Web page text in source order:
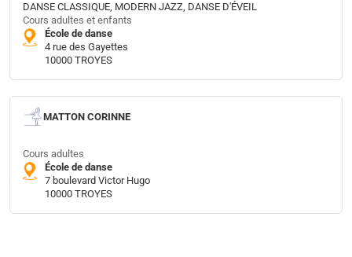
DANSE CLASSIQUE, MODERN JAZZ, DANSE D'ÉVEIL
Cours adultes et enfants
École de danse
4 rue des Gayettes
10000 TROYES
MATTON CORINNE
Cours adultes
École de danse
7 boulevard Victor Hugo
10000 TROYES